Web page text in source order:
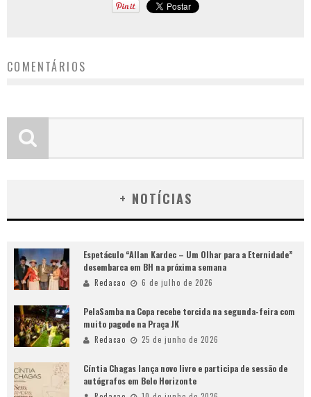
COMENTÁRIOS
+ NOTÍCIAS
Espetáculo “Allan Kardec – Um Olhar para a Eternidade”
desembarca em BH na próxima semana
Redacao 6 de julho de 2026
PelaSamba na Copa recebe torcida na segunda-feira com
muito pagode na Praça JK
Redacao 25 de junho de 2026
Cíntia Chagas lança novo livro e participa de sessão de
autógrafos em Belo Horizonte